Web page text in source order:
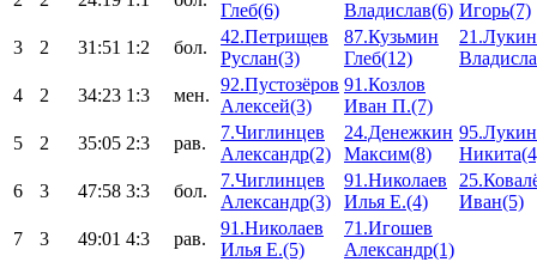
Глеб(6) Владислав(6) Игорь(7)
3
2 31:51 1:2 бол.
42.Петрищев
Руслан(3)
87.Кузьмин
Глеб(12)
21.Лукин
4
2 34:23 1:3 мен.
92.Пустозёров
Алексей(3)
91.Козлов
Иван П.(7)
5
2 35:05 2:3 рав.
7.Чиглинцев
Александр(2)
24.Денежкин
Максим(8)
95.Лукин
6
3 47:58 3:3 бол.
7.Чиглинцев
Александр(3)
91.Николаев
Илья Е.(4)
Иван(5)
7
3 49:01 4:3 рав.
91.Николаев
Илья Е.(5)
71.Игошев
Александр(1)